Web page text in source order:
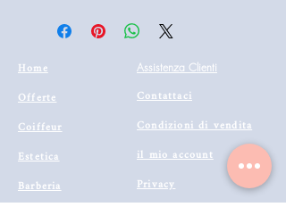
Home
Offerte
Coiffeur
Estetica
Barberia
Assistenza Clienti
Contattaci
Condizioni di vendita
il mio account
Privacy